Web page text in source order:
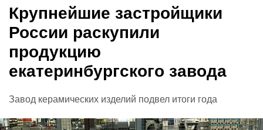
Крупнейшие застройщики
России раскупили
продукцию
екатеринбургского завода
Завод керамических изделий подвел итоги года